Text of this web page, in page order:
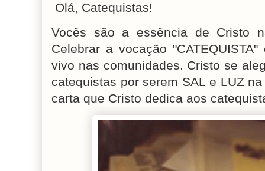
Olá, Catequistas!
Vocês são a essência de Cristo
Celebrar a vocação
vivo nas comunidades. Cristo se
catequistas por serem SAL e LUZ
carta que Cristo dedica aos